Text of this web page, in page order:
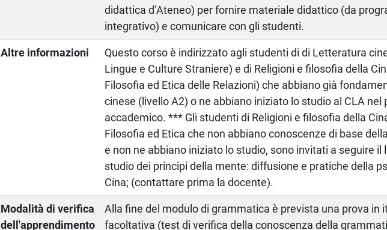
didattica d’Ateneo) per fornire materiale didattico (da
integrativo) e comunicare con gli studenti.
Altre informazioni
Questo corso è indirizzato agli studenti di di Letteratura
Lingue e Culture Straniere) e di Religioni e filosofia della
Filosofia ed Etica delle Relazioni) che abbiano già
cinese (livello A2) o ne abbiano iniziato lo studio al CLA nel
accademico. *** Gli studenti di Religioni e filosofia della
Filosofia ed Etica che non abbiano conoscenze di base
e non ne abbiano iniziato lo studio, sono invitati a seguire il
studio dei principi della mente: diffusione e pratiche della
Cina; (contattare prima la docente).
Modalità di verifica
dell'apprendimento
Alla fine del modulo di grammatica è prevista una prova in
facoltativa (test di verifica della conoscenza della